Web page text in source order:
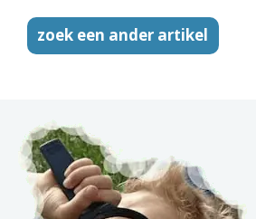
zoek een ander artikel